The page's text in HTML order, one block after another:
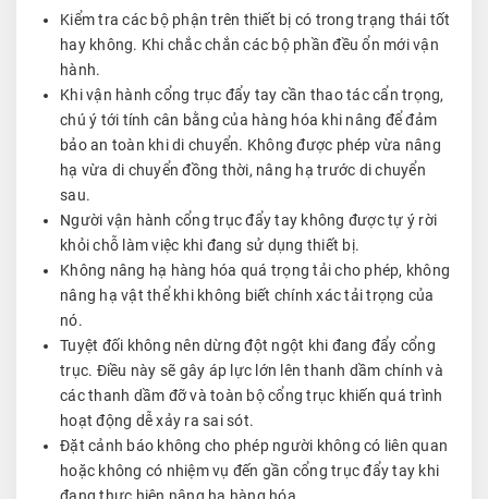
Kiểm tra các bộ phận trên thiết bị có trong trạng thái tốt
hay không. Khi chắc chắn các bộ phần đều ổn mới vận
hành.
Khi vận hành cổng trục đẩy tay cần thao tác cẩn trọng,
chú ý tới tính cân bằng của hàng hóa khi nâng để đảm
bảo an toàn khi di chuyển. Không được phép vừa nâng
hạ vừa di chuyển đồng thời, nâng hạ trước di chuyển
sau.
Người vận hành cổng trục đẩy tay không được tự ý rời
khỏi chỗ làm việc khi đang sử dụng thiết bị.
Không nâng hạ hàng hóa quá trọng tải cho phép, không
nâng hạ vật thể khi không biết chính xác tải trọng của
nó.
Tuyệt đối không nên dừng đột ngột khi đang đẩy cổng
trục. Điều này sẽ gây áp lực lớn lên thanh dầm chính và
các thanh dầm đỡ và toàn bộ cổng trục khiến quá trình
hoạt động dễ xảy ra sai sót.
Đặt cảnh báo không cho phép người không có liên quan
hoặc không có nhiệm vụ đến gần cổng trục đẩy tay khi